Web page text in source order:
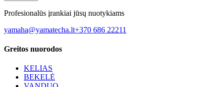
Profesionalūs įrankiai jūsų nuotykiams
yamaha@yamatecha.lt+370 686 22211
Greitos nuorodos
KELIAS
BEKELĖ